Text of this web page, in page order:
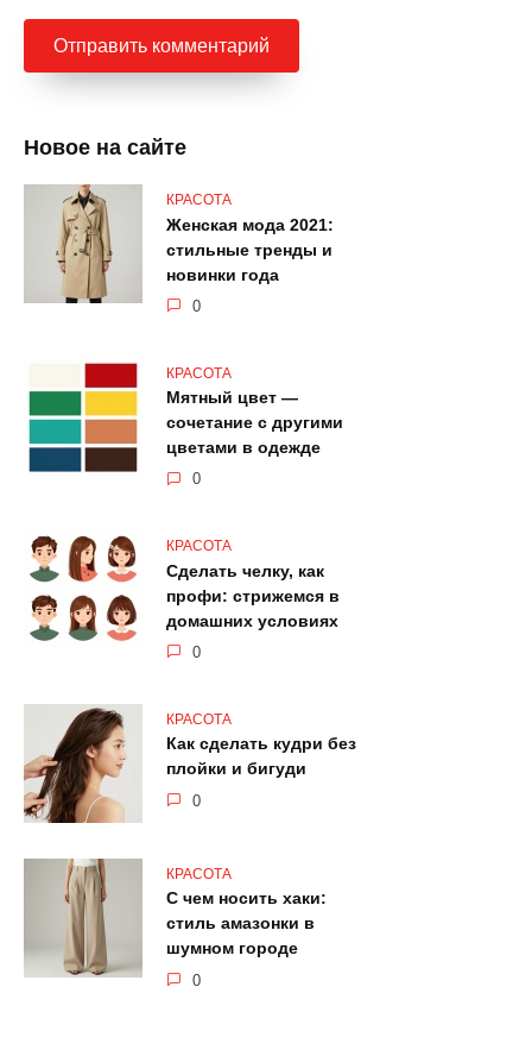
Новое на сайте
КРАСОТА
Женская мода 2021:
стильные тренды и
новинки года
0
КРАСОТА
Мятный цвет —
сочетание с другими
цветами в одежде
0
КРАСОТА
Сделать челку, как
профи: стрижемся в
домашних условиях
0
КРАСОТА
Как сделать кудри без
плойки и бигуди
0
КРАСОТА
С чем носить хаки:
стиль амазонки в
шумном городе
0